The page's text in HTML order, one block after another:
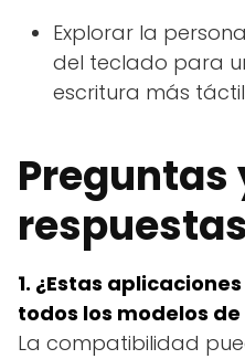
Explorar la
del teclado para
escritura más
Preguntas
1. ¿Estas
todos los modelos
La compatibilidad